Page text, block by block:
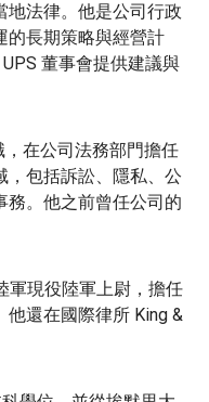
地法律。他是公司行政
的長期策略與經營計
董事會提供建議與
，在公司法務部門擔任
，包括訴訟、隱私、公
務。他之前曾任公司的
軍現役陸軍上尉，擔任
還在國際律所 King &